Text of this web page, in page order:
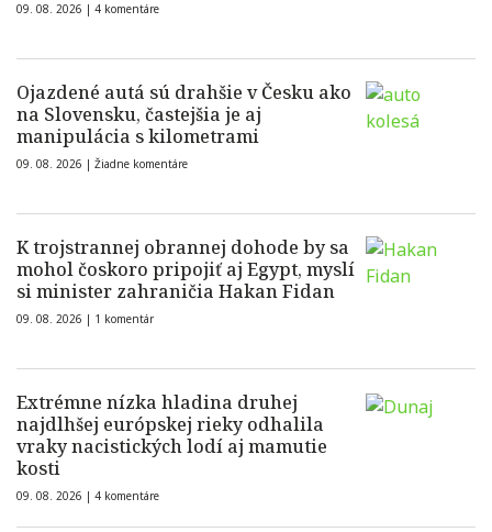
09. 08. 2026 | 4 komentáre
Ojazdené autá sú drahšie v Česku ako
na Slovensku, častejšia je aj
manipulácia s kilometrami
09. 08. 2026 | Žiadne komentáre
K trojstrannej obrannej dohode by sa
mohol čoskoro pripojiť aj Egypt, myslí
si minister zahraničia Hakan Fidan
09. 08. 2026 | 1 komentár
Extrémne nízka hladina druhej
najdlhšej európskej rieky odhalila
vraky nacistických lodí aj mamutie
kosti
09. 08. 2026 | 4 komentáre